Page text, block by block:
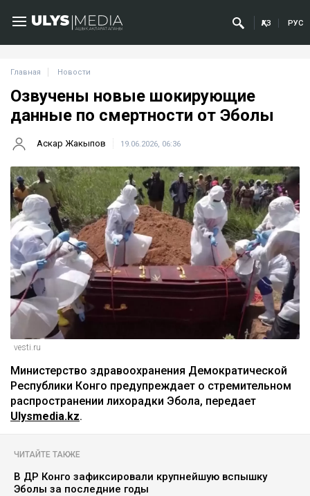
ҚАЗ РУС
Главная Новости
Озвучены новые шокирующие
данные по смертности от Эболы
Аскар Жакыпов 19.06.2026, 06:36
vesti.ru
Министерство здравоохранения Демократической
Республики Конго предупреждает о стремительном
распространении лихорадки Эбола, передает
Ulysmedia.kz.
ЧИТАЙТЕ ТАКЖЕ
В ДР Конго зафиксировали крупнейшую вспышку
Эболы за последние годы